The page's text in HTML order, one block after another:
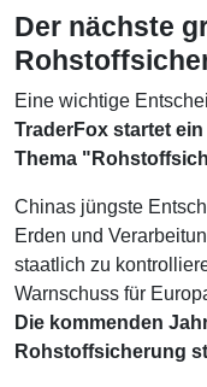
Der nächste
Eine wichtige
TraderFox startet
Thema
Chinas jüngste
Erden und
staatlich zu
Warnschuss für
Die kommenden
Rohstoffsicherung